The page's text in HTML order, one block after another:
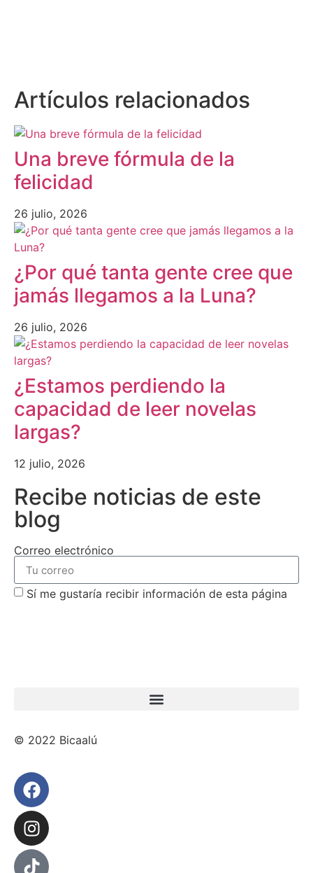
Artículos relacionados
Una breve fórmula de la
felicidad
26 julio, 2026
¿Por qué tanta gente cree que
jamás llegamos a la Luna?
26 julio, 2026
¿Estamos perdiendo la
capacidad de leer novelas
largas?
12 julio, 2026
Recibe noticias de este
blog
Correo electrónico
Sí me gustaría recibir información de esta página
© 2022 Bicaalú